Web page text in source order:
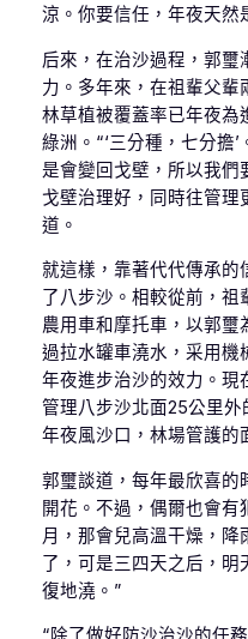
涼。你要信任，年夜天然
后來，在治沙過程，郭璽
力。多年來，在祖輩父輩
林草植被覆蓋率已年夜為
綠洲。“‘三分種，七分擔
是會變回戈壁，所以我們
戈壁治理好，同時往管理
道。
就這樣，靠著代代傳承的
了八步沙。相較從前，
農用車和摩托車，以郭璽
過拉水罐車澆水，采用機
年夜進步治沙的效力。現
管理八步沙北面25公里
年夜風沙口，林場管護的
郭璽談道，每年最欣喜的
開花。不過，偶爾也會
月，那會兒高溫干燥，降
了，可是三四天之后，明
復地澆。”